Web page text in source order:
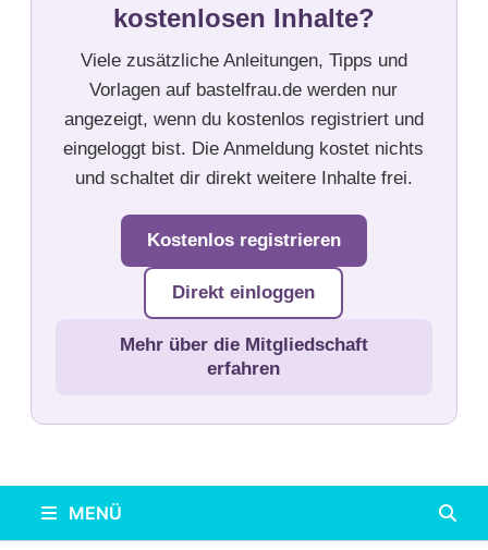
kostenlosen Inhalte?
Viele zusätzliche Anleitungen, Tipps und
Vorlagen auf bastelfrau.de werden nur
angezeigt, wenn du kostenlos registriert und
eingeloggt bist. Die Anmeldung kostet nichts
und schaltet dir direkt weitere Inhalte frei.
Kostenlos registrieren
Direkt einloggen
Mehr über die Mitgliedschaft
erfahren
MENÜ